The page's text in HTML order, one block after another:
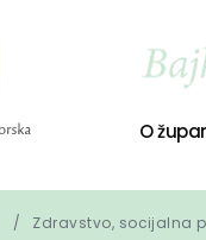
O
Zdravstvo, socijalna